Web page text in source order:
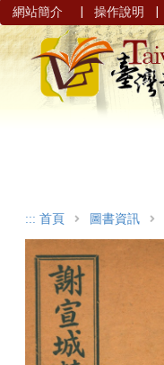
網站簡介 | 操作說明 |
::: 首頁 圖書資訊